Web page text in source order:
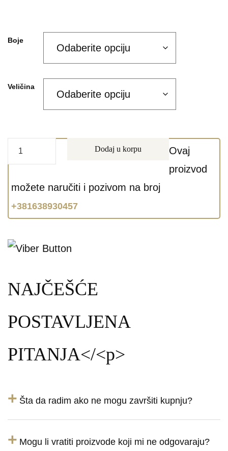
Boje
Veličina
Dodaj u korpu
Ovaj
proizvod
možete naručiti i pozivom na broj
+381638930457
NAJČEŠĆE
POSTAVLJENA
PITANJA</<p>
+ Šta da radim ako ne mogu završiti kupnju?
+ Mogu li vratiti proizvode koji mi ne odgovaraju?